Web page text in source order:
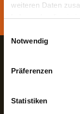
weiteren Daten
haben oder die sie
Bitte beachten Sie,
Drittländer
ein anderes
Übereinstimmung
Notwendig
Präferenzen
Statistiken
Haas Fertigbau GmbH